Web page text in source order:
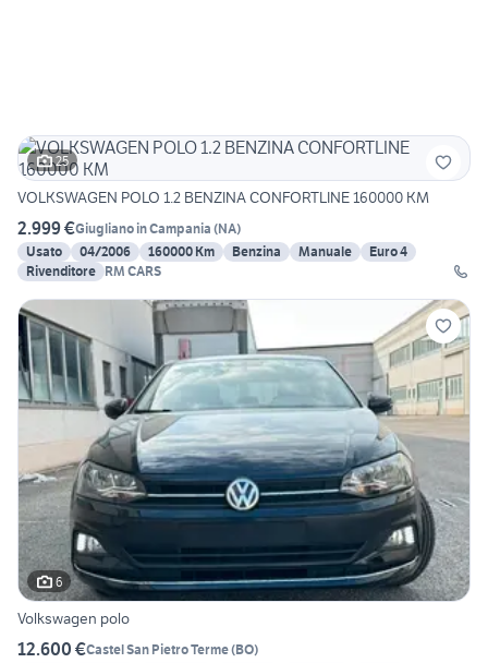
25
VOLKSWAGEN POLO 1.2 BENZINA CONFORTLINE 160000 KM
2.999 €Giugliano in Campania (NA)
Usato
04/2006 160000 Km Benzina Manuale
Euro 4
Rivenditore RM CARS
6
Volkswagen polo
12.600 €Castel San Pietro Terme(BO)